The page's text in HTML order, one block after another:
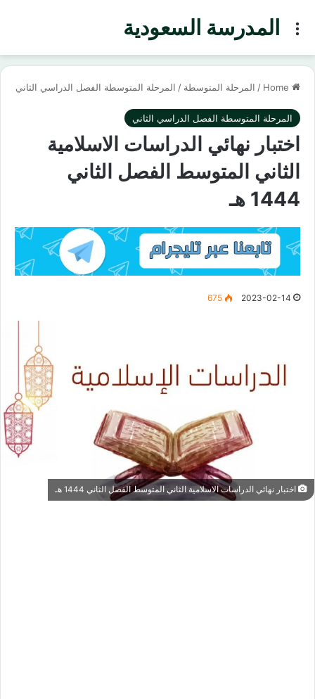
المدرسة السعوديةMenu
/ المرحلة المتوسطة / المرحلة المتوسطة الفصل الدراسي الثاني
المرحلة المتوسطة الفصل الدراسي الثاني
اختبار نهائي الدراسات الاسلامية
الثاني المتوسط الفصل الثاني
1444 هـ
2023-02-14
675
اختبار نهائي الدراسات الاسلامية الثاني المتوسط الفصل الثاني 1444 هـ